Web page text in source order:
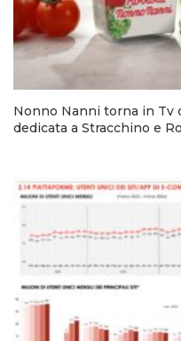
Nonno Nanni torna in Tv
dedicata a Stracchino e